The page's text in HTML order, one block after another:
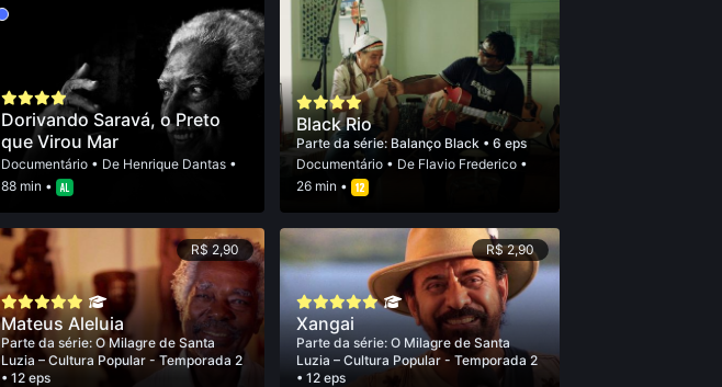
Dorivando Saravá, o Preto
que Virou Mar
Documentário • De Henrique Dantas •
88 min •
Black Rio
Parte da série: Balanço Black • 6 eps
Documentário • De Flavio Frederico •
26 min •
R$ 2,90
Mateus Aleluia
Parte da série:O Milagre de Santa
Luzia – Cultura Popular - Temporada 2
• 12 eps
R$ 2,90
Xangai
Parte da série:O Milagre de Santa
Luzia – Cultura Popular - Temporada 2
• 12 eps